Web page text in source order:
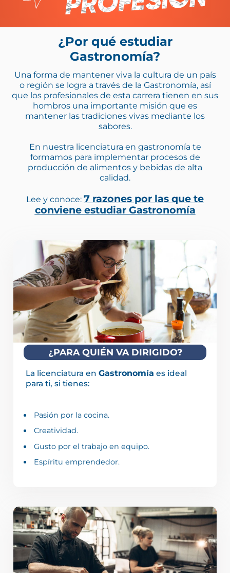
¿Por qué estudiar
Gastronomía?
Una forma de mantener viva la cultura de un país
o región se logra a través de la Gastronomía, así
que los profesionales de esta carrera tienen en sus
hombros una importante misión que es
mantener las tradiciones vivas mediante los
sabores.
En nuestra licenciatura en gastronomía te
formamos para implementar procesos de
producción de alimentos y bebidas de alta
calidad.
Lee y conoce: 7 razones por las que te
conviene estudiar Gastronomía
¿PARA QUIÉN VA DIRIGIDO?
La licenciatura en Gastronomía es ideal
para ti, si tienes:
Pasión por la cocina.
Creatividad.
Gusto por el trabajo en equipo.
Espíritu emprendedor.